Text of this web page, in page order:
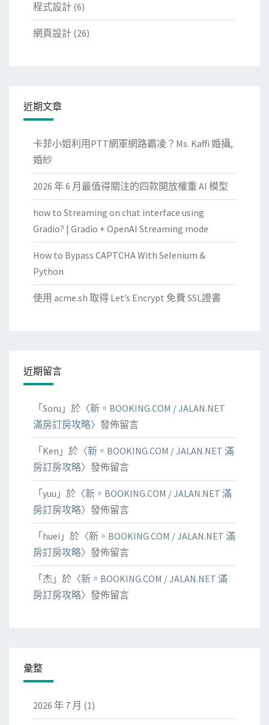
程式設計 (6)
網頁設計 (26)
近期文章
卡菲小姐利用PTT網軍網路霸凌？Ms. Kaffi 婚攝,
婚紗
2026 年 6 月最值得關注的四款開放權重 AI 模型
how to Streaming on chat interface using
Gradio? | Gradio + OpenAI Streaming mode
How to Bypass CAPTCHA With Selenium &
Python
使用 acme.sh 取得 Let’s Encrypt 免費 SSL證書
近期留言
「 Soru 」於〈新。BOOKING.COM / JALAN.NET
滿房訂房攻略〉發佈留言
「 Ken 」於〈新。BOOKING.COM / JALAN.NET 滿
房訂房攻略〉發佈留言
「 yuu 」於〈新。BOOKING.COM / JALAN.NET 滿
房訂房攻略〉發佈留言
「 huei 」於〈新。BOOKING.COM / JALAN.NET 滿
房訂房攻略〉發佈留言
「 杰 」於〈新。BOOKING.COM / JALAN.NET 滿
房訂房攻略〉發佈留言
彙整
2026 年 7 月 (1)